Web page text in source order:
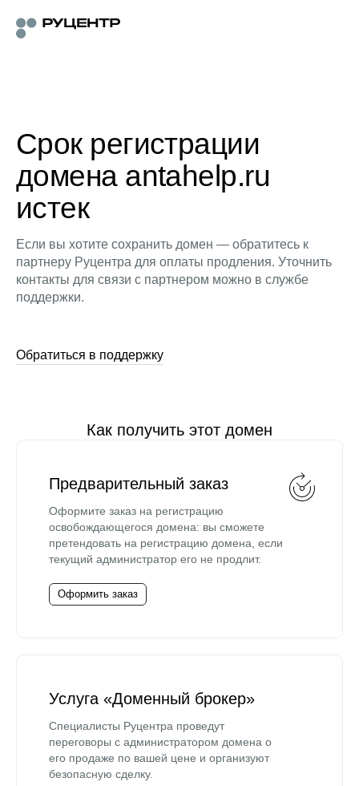
Срок регистрации
домена antahelp.ru
истек
Если вы хотите сохранить домен — обратитесь к
партнеру Руцентра для оплаты продления. Уточнить
контакты для связи с партнером можно в службе
поддержки.
Обратиться в поддержку
Как получить этот домен
Предварительный заказ
Оформите заказ на регистрацию
освобождающегося домена: вы сможете
претендовать на регистрацию домена, если
текущий администратор его не продлит.
Оформить заказ
Услуга «Доменный брокер»
Специалисты Руцентра проведут
переговоры с администратором домена о
его продаже по вашей цене и организуют
безопасную сделку.